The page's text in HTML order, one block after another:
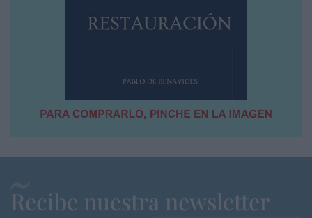
Recibe nuestra newsletter